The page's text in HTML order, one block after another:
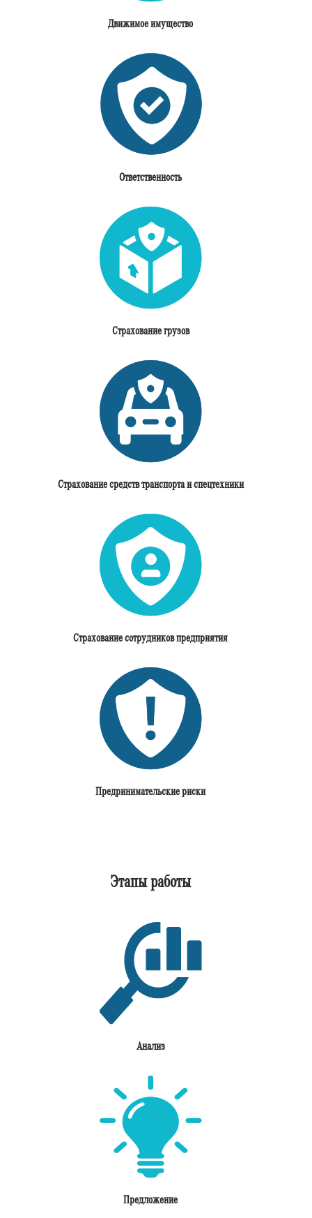
Движимое имущество
Ответственность
Страхование грузов
Страхование средств транспорта и спецтехники
Страхование сотрудников предприятия
Предринимательские риски
Этапы работы
Анализ
Предложение